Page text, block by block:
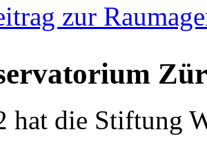
zur
hat die Stiftung